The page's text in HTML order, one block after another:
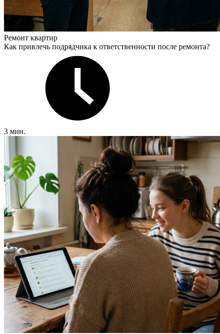
Ремонт квартир
Как привлечь подрядчика к ответственности после ремонта?
3 мин.